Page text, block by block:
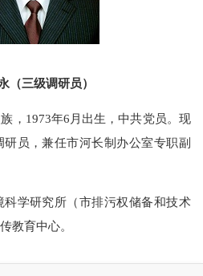
（三级调研员）
1973年6月出生，中共党员。现
研员，兼任市河长制办公室专职副
学研究所（市排污权储备和技术
教育中心。